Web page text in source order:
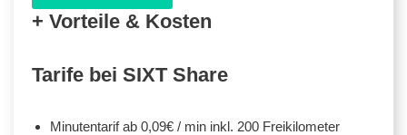
+ Vorteile & Kosten
Tarife bei SIXT Share
Minutentarif ab 0,09€ / min inkl. 200 Freikilometer